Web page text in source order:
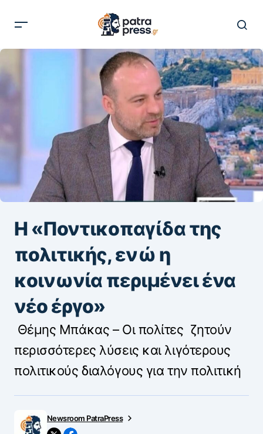
Η «Ποντικοπαγίδα της
πολιτικής, ενώ η
κοινωνία περιμένει ένα
νέο έργο»
Θέμης Μπάκας – Οι πολίτες ζητούν
περισσότερες λύσεις και λιγότερους
πολιτικούς διαλόγους για την πολιτική
Newsroom PatraPress